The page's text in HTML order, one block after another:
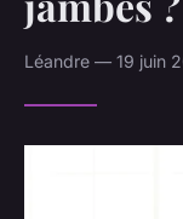
Léandre — 19 juin